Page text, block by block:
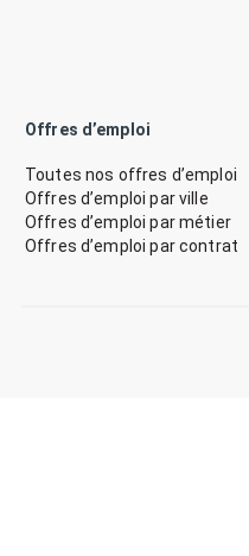
Offres d’emploi
Toutes nos offres d’emploi
Offres d’emploi par ville
Offres d’emploi par métier
Offres d’emploi par contrat